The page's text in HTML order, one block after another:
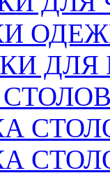
ДЛЯ